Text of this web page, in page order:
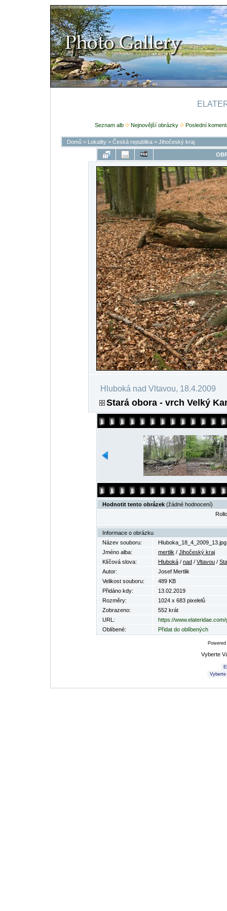
Seznam alb Nejnovější obrázky Poslední
Domů> Lokality> Česká republika> Jihočeský kraj
Hluboká nad Vltavou, 18.4.2009
Stará obora - vrch Velký
Hodnotit tento obrázek (žádné hodnocení)
Informace o obrázku
Název souboru:
Hluboka_18_4_2009_13.jpg
Jméno alba:
mertlik / Jihočeský kraj
Klíčová slova:
Hluboká / nad / Vltavou /
Autor:
Josef Mertlik
Velikost souboru:
489 KB
Přidáno kdy:
13.02.2019
Rozměry:
1024 x 683 pixelelů
Zobrazeno:
552 krát
URL:
https://
Oblíbené:
Přidat do oblíbených
Vyberte